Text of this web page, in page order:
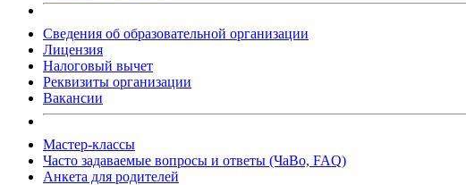
Сведения об образовательной организации
Лицензия
Налоговый вычет
Реквизиты организации
Вакансии
Мастер-классы
Часто задаваемые вопросы и ответы (ЧаВо, FAQ)
Анкета для родителей